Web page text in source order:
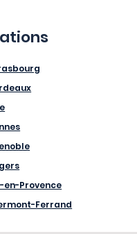
en-Provence
Ferrand